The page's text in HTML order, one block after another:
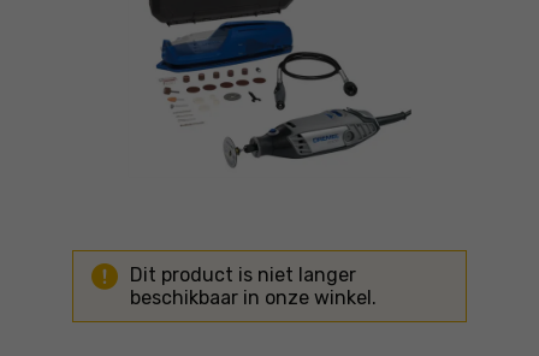
Dit product is niet langer
beschikbaar in onze winkel.